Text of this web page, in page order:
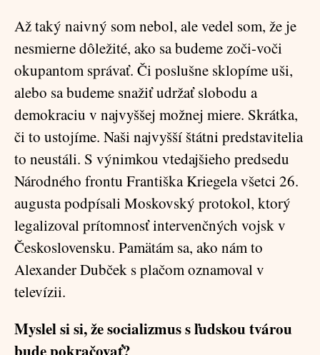
Až taký naivný som nebol, ale vedel som, že je
nesmierne dôležité, ako sa budeme zoči-voči
okupantom správať. Či poslušne sklopíme uši,
alebo sa budeme snažiť udržať slobodu a
demokraciu v najvyššej možnej miere. Skrátka,
či to ustojíme. Naši najvyšší štátni predstavitelia
to neustáli. S výnimkou vtedajšieho predsedu
Národného frontu Františka Kriegela všetci 26.
augusta podpísali Moskovský protokol, ktorý
legalizoval prítomnosť intervenčných vojsk v
Československu. Pamätám sa, ako nám to
Alexander Dubček s plačom oznamoval v
televízii.
Myslel si si, že socializmus s ľudskou tvárou
bude pokračovať?